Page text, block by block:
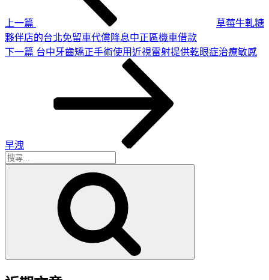
上一篇
草莓牛軋糖
夥伴店的台北免留車代償降息中正區機車借款
下
下一篇 台中牙齒矯正手術使用近視雷射提供乾眼症治療敏感
早洩
搜